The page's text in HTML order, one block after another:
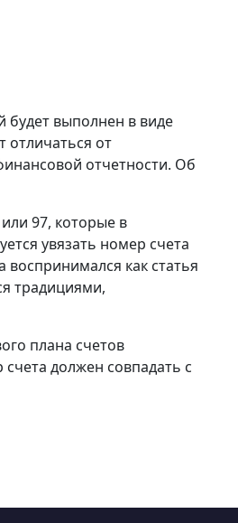
будет выполнен в виде
отличаться от
отчетности. Об
97, которые в
увязать номер счета
воспринимался как статья
традициями,
плана счетов
должен совпадать с